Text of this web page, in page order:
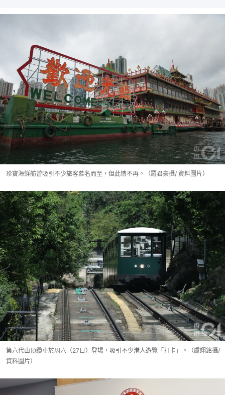
珍寶海鮮舫曾吸引不少旅客慕名而至，但此情不再。（羅君豪攝/ 資料圖片）
第六代山頂纜車於周六（27日）登場，吸引不少港人遊覽「打卡」。（盧翊銘攝/
資料圖片）